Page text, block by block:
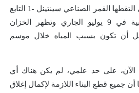
الدولية، أن الصور التى التقطها القمر الصناعي سينتينل -1 التابع
لوكالة الفضاء الأوروبية في 9 يوليو الجاري وتظهر الخزان
أن تكون بسبب المياه خلال موسم
على حد علمي، لم يكن هناك أي
جميع قطع البناء اللازمة لإكمال إغلاق